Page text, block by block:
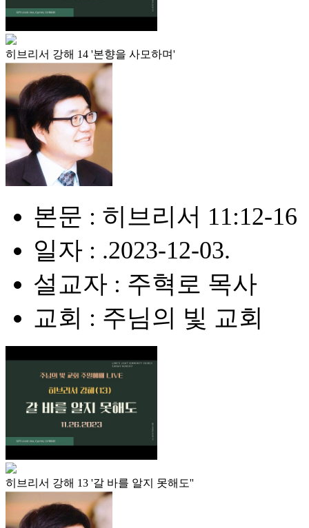
히브리서 강해 14 '본향을 사모하며'
본문 : 히브리서 11:12-16
일자 : .2023-12-03.
설교자 : 주혁로 목사
교회 : 주님의 빛 교회
히브리서 강해 13 '갈 바를 알지 못해도''